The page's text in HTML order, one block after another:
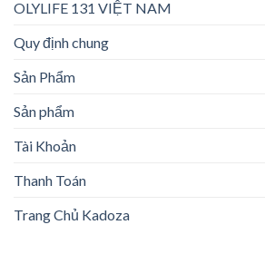
OLYLIFE 131 VIỆT NAM
Quy định chung
Sản Phẩm
Sản phẩm
Tài Khoản
Thanh Toán
Trang Chủ Kadoza